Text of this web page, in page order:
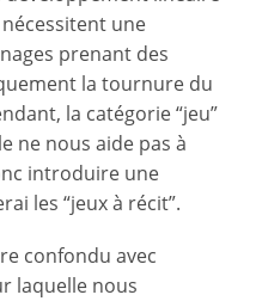
une
prenant des
la tournure du
la catégorie “jeu”
ne nous aide pas à
introduire une
les “jeux à récit”.
confondu avec
laquelle nous